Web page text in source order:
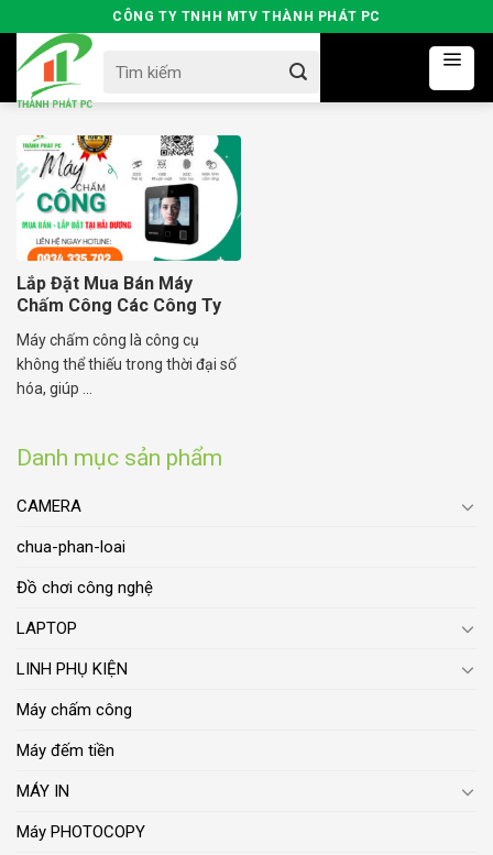
to
content
CÔNG TY TNHH MTV THÀNH PHÁT PC
for:
Danh mục sản phẩm
CAMERA
chua-phan-loai
Đồ chơi công nghệ
LAPTOP
LINH PHỤ KIỆN
Máy chấm công
Máy đếm tiền
MÁY IN
Máy PHOTOCOPY
Lắp Đặt Mua Bán Máy
Chấm Công Các Công Ty
Tại Hải Dương
Máy chấm công là công cụ
không thể thiếu trong thời đại số
hóa, giúp ...